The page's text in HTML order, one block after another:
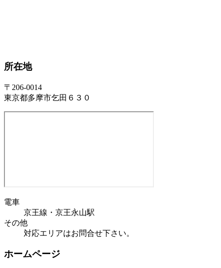
所在地
〒206-0014
東京都多摩市乞田６３０
電車
京王線・京王永山駅
その他
対応エリアはお問合せ下さい。
ホームページ